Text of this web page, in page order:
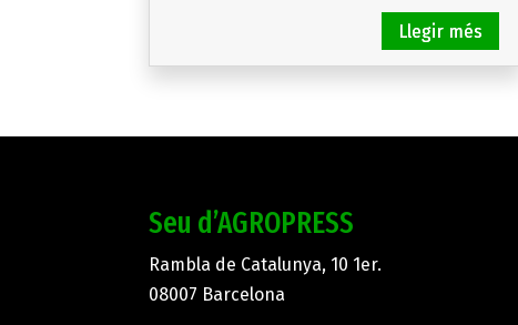
Seu d’AGROPRESS
Rambla de Catalunya, 10 1er.
08007 Barcelona